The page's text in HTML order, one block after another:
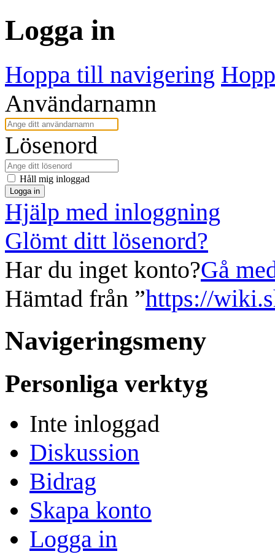
Logga in
Hoppa till navigering
Användarnamn
Lösenord
Håll mig inloggad
Logga in
Hjälp med inloggning
Glömt ditt lösenord?
Har du inget konto?Gå
Hämtad från ”https://
Navigeringsmeny
Personliga verktyg
Inte inloggad
Diskussion
Bidrag
Skapa konto
Logga in